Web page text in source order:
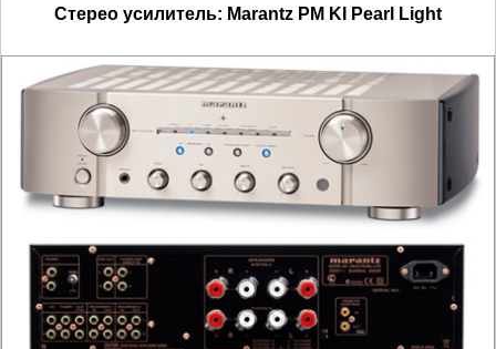
Стерео усилитель: Marantz PM KI Pearl Light